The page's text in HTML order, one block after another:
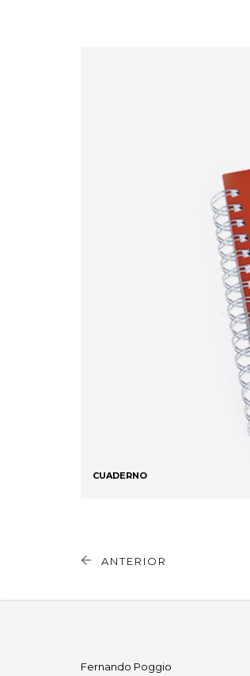
CUADERNO
ANTERIOR
Fernando Poggio